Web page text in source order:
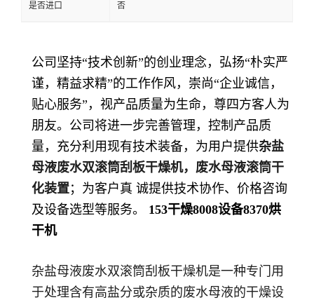
是否进口 否
公司坚持“技术创新”的创业理念，弘扬“朴实严
谨，精益求精”的工作作风，崇尚“企业诚信，
贴心服务”，视产品质量为生命，尊四方客人为
朋友。公司将进一步完善管理，控制产品质
量，充分利用现有技术装备，为用户提供杂盐
母液废水双滚筒刮板干燥机，废水母液滚筒干
化装置；为客户真 诚提供技术协作、价格咨询
及设备选型等服务。 153干燥8008设备8370烘
干机
杂盐母液废水双滚筒刮板干燥机是一种专门用
于处理含有高盐分或杂质的废水母液的干燥设